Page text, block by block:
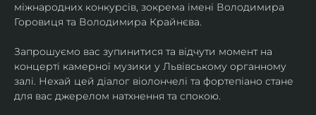
міжнародних конкурсів, зокрема імені Володимира
Горовиця та Володимира Крайнєва.
Запрошуємо вас зупинитися та відчути момент на
концерті камерної музики у Львівському органному
залі. Нехай цей діалог віолончелі та фортепіано стане
для вас джерелом натхнення та спокою.